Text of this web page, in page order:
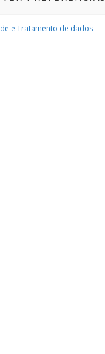
e Tratamento de dados